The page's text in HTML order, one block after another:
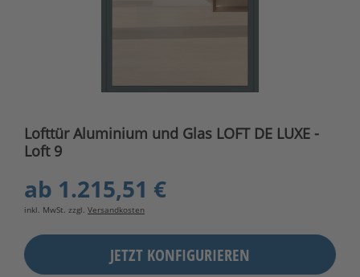
Lofttür Aluminium und Glas LOFT DE LUXE -
Loft 9
ab 1.215,51 €
inkl. MwSt. zzgl. Versandkosten
JETZT KONFIGURIEREN